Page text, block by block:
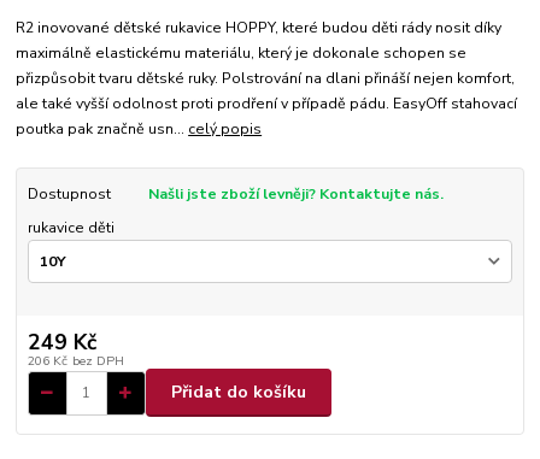
R2 inovované dětské rukavice HOPPY, které budou děti rády nosit díky
maximálně elastickému materiálu, který je dokonale schopen se
přizpůsobit tvaru dětské ruky. Polstrování na dlani přináší nejen komfort,
ale také vyšší odolnost proti prodření v případě pádu. EasyOff stahovací
poutka pak značně usn... celý popis
Dostupnost
Našli jste zboží levněji? Kontaktujte nás.
rukavice děti
249 Kč
206 Kč bez DPH
Přidat do košíku